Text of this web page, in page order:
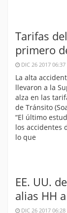
Tarifas
primero
DIC 26 2017 06:37
La alta
llevaron a la
alza en las
de Tránsito
“El último
los accidentes
lo que
EE. UU.
alias HH
DIC 26 2017 06:28